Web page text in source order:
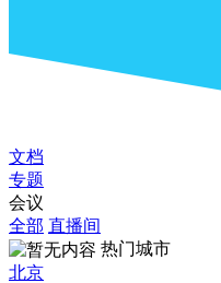
文档
专题
会议
全部 直播间
热门城市
北京